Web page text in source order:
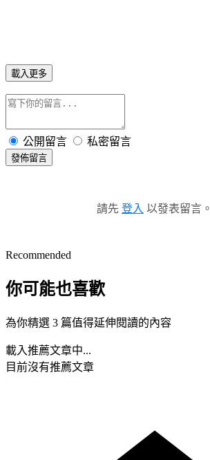
載入更多
公開留言 私密留言
發佈留言
請先 登入 以發表留言。
Recommended
你可能也喜歡
為你精選 3 篇值得延伸閱讀的內容
載入推薦文章中...
目前沒有推薦文章